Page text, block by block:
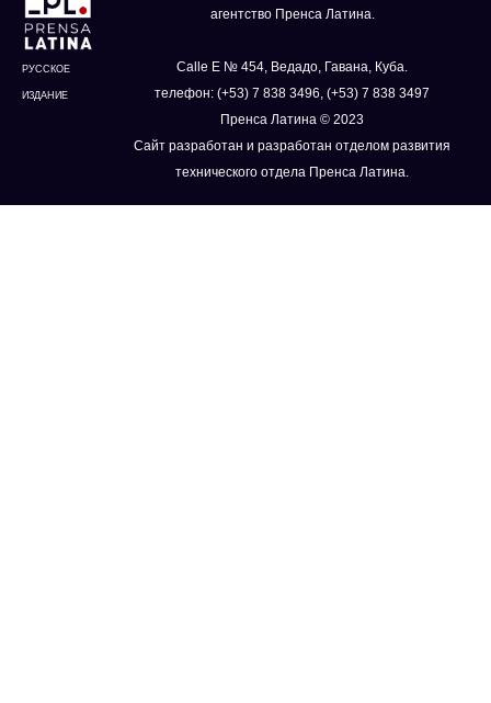
РУССКОЕ
ИЗДАНИЕ
агентство Пренса Латина.
Calle E № 454, Ведадо, Гавана, Куба.
телефон: (+53) 7 838 3496, (+53) 7 838 3497
Пренса Латина © 2023
Сайт разработан и разработан отделом развития
технического отдела Пренса Латина.